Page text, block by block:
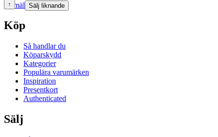
Anmäl Sälj liknande
↑
Köp
Så handlar du
Köparskydd
Kategorier
Populära varumärken
Inspiration
Presentkort
Authenticated
Sälj